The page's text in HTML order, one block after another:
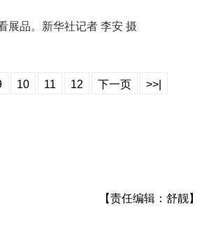
品。新华社记者 李安 摄
10 11 12 下一页 >>|
【责任编辑：舒靓】